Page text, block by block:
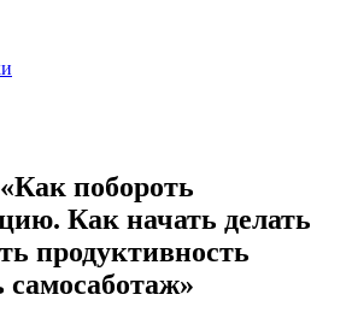
побороть
Как начать делать
продуктивность
самосаботаж»